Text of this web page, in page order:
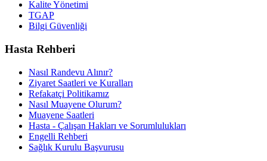
Kalite Yönetimi
TGAP
Bilgi Güvenliği
Hasta Rehberi
Nasıl Randevu Alınır?
Ziyaret Saatleri ve Kuralları
Refakatçi Politikamız
Nasıl Muayene Olurum?
Muayene Saatleri
Hasta - Çalışan Hakları ve Sorumlulukları
Engelli Rehberi
Sağlık Kurulu Başvurusu